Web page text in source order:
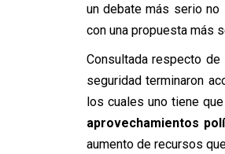
un debate más serio
con una propuesta más
Consultada respecto
seguridad terminaron
los cuales uno tiene
aprovechamientos
aumento de recursos